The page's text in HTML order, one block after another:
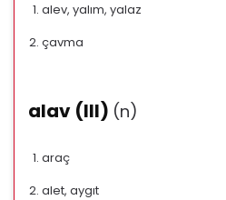
alev, yalım, yalaz
çavma
alav (III) (n)
araç
alet, aygıt